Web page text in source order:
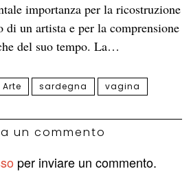
importanza per la ricostruzione
un artista e per la comprensione
del suo tempo. La…
Arte sardegna vagina
un commento
per inviare un commento.